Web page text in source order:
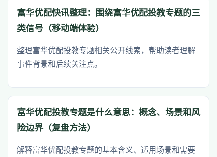
富华优配快讯整理：围绕富华优配投教专题的三
类信号（移动端体验）
整理富华优配投教专题相关公开线索，帮助读者理解
事件背景和后续关注点。
富华优配投教专题是什么意思：概念、场景和风
险边界（复盘方法）
解释富华优配投教专题的基本含义、适用场景和需要